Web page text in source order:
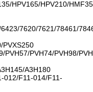
HPV165/HPV210/
7620/7621/78461/
PVXS250
PVH57/PVH74/PVH98/
A3H180
012/F11-014/F11-